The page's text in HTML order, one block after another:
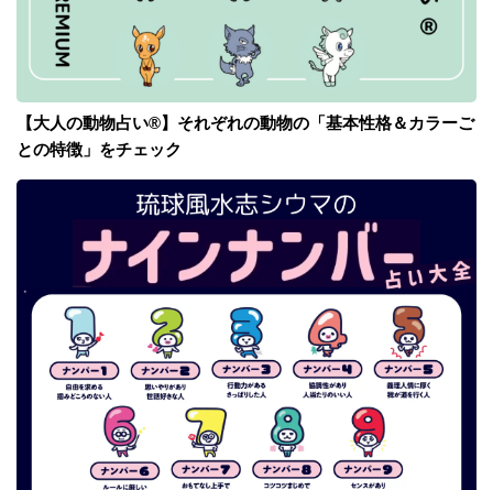
【大人の動物占い®】それぞれの動物の「基本性格＆カラーご
との特徴」をチェック